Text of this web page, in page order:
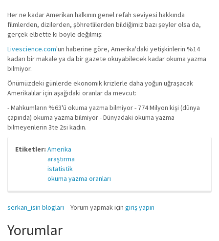
Her ne kadar Amerikan halkının genel refah seviyesi hakkında
filmlerden, dizilerden, şöhretlilerden bildiğimiz bazı şeyler olsa da,
gerçek elbette ki böyle değilmiş:
Livescience.com'un haberine göre, Amerika'daki yetişkinlerin %14
kadarı bir makale ya da bir gazete okuyabilecek kadar okuma yazma
bilmiyor.
Önümüzdeki günlerde ekonomik krizlerle daha yoğun uğraşacak
Amerikalılar için aşağıdaki oranlar da mevcut:
- Mahkumların %63'ü okuma yazma bilmiyor - 774 Milyon kişi (dünya
çapında) okuma yazma bilmiyor - Dünyadaki okuma yazma
bilmeyenlerin 3te 2si kadın.
Etiketler: Amerika
araştırma
istatistik
okuma yazma oranları
serkan_isin blogları Yorum yapmak için giriş yapın
Yorumlar